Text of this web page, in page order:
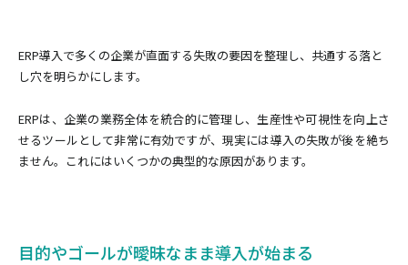
ERP導入で多くの企業が直面する失敗の要因を整理し、共通する落と
し穴を明らかにします。
ERPは、企業の業務全体を統合的に管理し、生産性や可視性を向上さ
せるツールとして非常に有効ですが、現実には導入の失敗が後を絶ち
ません。これにはいくつかの典型的な原因があります。
目的やゴールが曖昧なまま導入が始まる